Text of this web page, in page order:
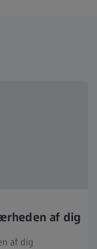
af dig
af dig